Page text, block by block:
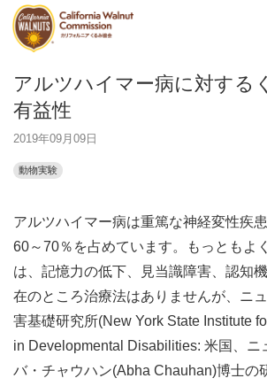
アルツハイマー病に対する
有益性
2019年09月09日
動物実験
アルツハイマー病は重篤な神経変性疾
60～70％を占めています。もっともよ
は、記憶力の低下、見当識障害、認知
在のところ治療法はありませんが、ニ
害基礎研究所(New York State Institute
in Developmental Disabilities: 米国、ニ
バ・チャウハン(Abha Chauhan)博士の